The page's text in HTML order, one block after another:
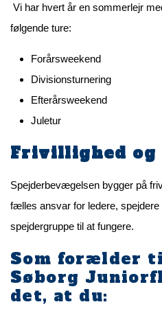
Vi har hvert år en sommerlejr
følgende ture:
Forårsweekend
Divisionsturnering
Efterårsweekend
Juletur
Frivillighed og
Spejderbevægelsen bygger på
fælles ansvar for ledere,
spejdergruppe til at fungere.
Som forælder
Søborg
det, at du: